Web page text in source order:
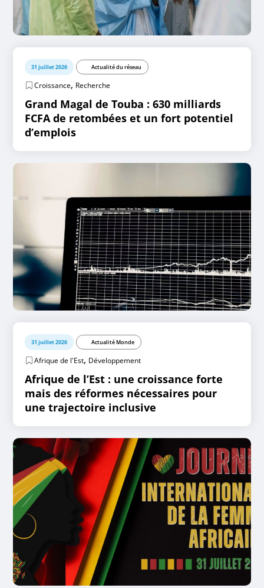
31 juillet 2026 Actualité du réseau
Croissance, Recherche
Grand Magal de Touba : 630 milliards
FCFA de retombées et un fort potentiel
d’emplois
31 juillet 2026 Actualité Monde
Afrique de l'Est, Développement
Afrique de l’Est : une croissance forte
mais des réformes nécessaires pour
une trajectoire inclusive